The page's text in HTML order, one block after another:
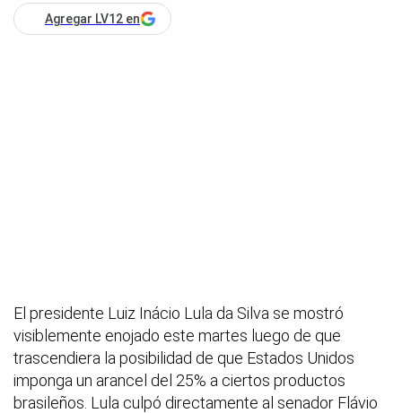
Agregar LV12 en
El presidente Luiz Inácio Lula da Silva se mostró
visiblemente enojado este martes luego de que
trascendiera la posibilidad de que Estados Unidos
imponga un arancel del 25% a ciertos productos
brasileños. Lula culpó directamente al senador Flávio